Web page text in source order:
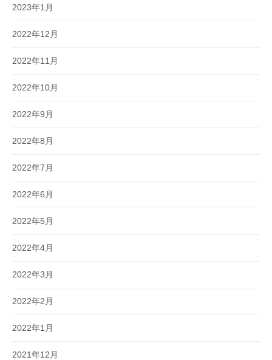
2023年1月
2022年12月
2022年11月
2022年10月
2022年9月
2022年8月
2022年7月
2022年6月
2022年5月
2022年4月
2022年3月
2022年2月
2022年1月
2021年12月